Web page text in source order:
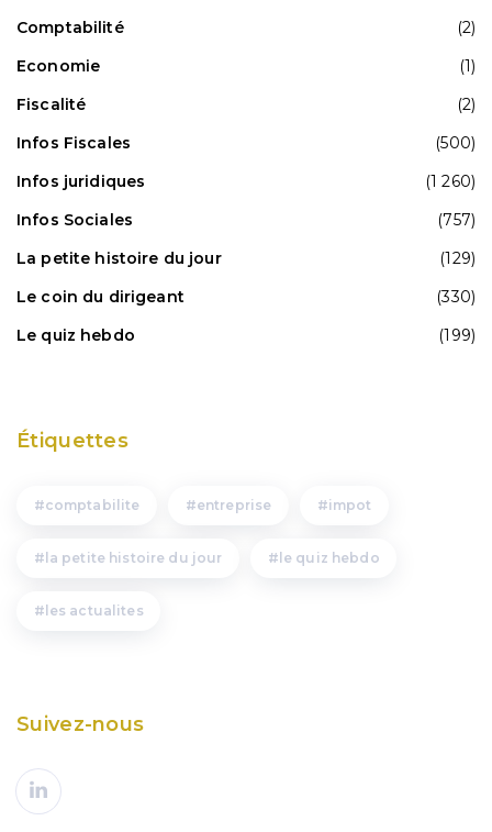
Comptabilité
(2)
Economie
(1)
Fiscalité
(2)
Infos Fiscales
(500)
Infos juridiques
(1 260)
Infos Sociales
(757)
La petite histoire du jour
(129)
Le coin du dirigeant
(330)
Le quiz hebdo
(199)
Étiquettes
comptabilite entreprise impot
la petite histoire du jour le quiz hebdo
les actualites
Suivez-nous